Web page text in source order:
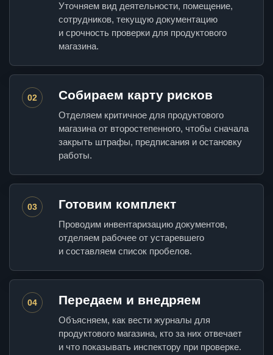
Уточняем вид деятельности, помещение,
сотрудников, текущую документацию
и срочность проверки для продуктового
магазина.
02 Собираем карту рисков
Отделяем критичное для продуктового
магазина от второстепенного, чтобы сначала
закрыть штрафы, предписания и остановку
работы.
03 Готовим комплект
Проводим инвентаризацию документов,
отделяем рабочее от устаревшего
и составляем список пробелов.
04 Передаем и внедряем
Объясняем, как вести журналы для
продуктового магазина, кто за них отвечает
и что показывать инспектору при проверке.